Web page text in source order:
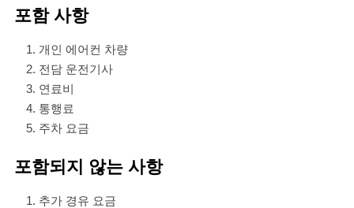
포함 사항
개인 에어컨 차량
전담 운전기사
연료비
통행료
주차 요금
포함되지 않는 사항
추가 경유 요금